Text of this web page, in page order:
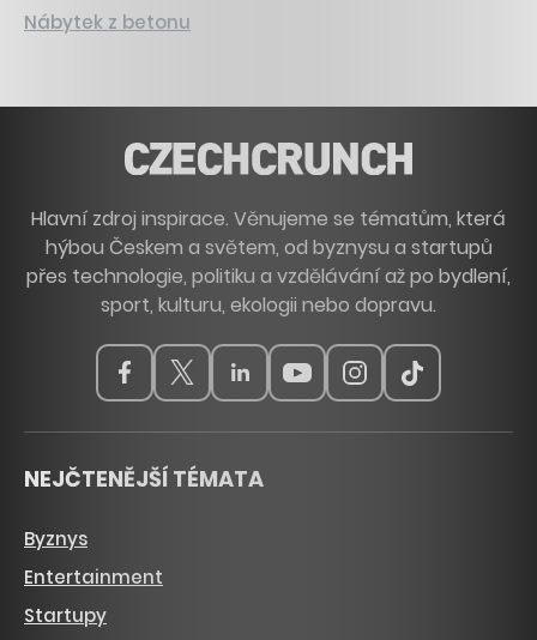
Nábytek z betonu
Hlavní zdroj inspirace. Věnujeme se tématům, která
hýbou Českem a světem, od byznysu a startupů
přes technologie, politiku a vzdělávání až po bydlení,
sport, kulturu, ekologii nebo dopravu.
NEJČTENĚJŠÍ TÉMATA
Byznys
Entertainment
Startupy